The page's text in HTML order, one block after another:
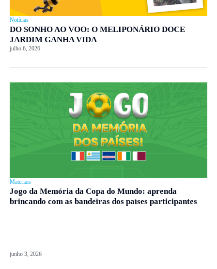
Notícias
DO SONHO AO VOO: O MELIPONÁRIO DOCE
JARDIM GANHA VIDA
julho 6, 2026
Materiais
Jogo da Memória da Copa do Mundo: aprenda
brincando com as bandeiras dos países participantes
junho 3, 2026